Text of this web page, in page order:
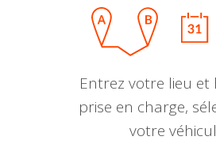
Entrez votre lieu et
prise en charge,
votre